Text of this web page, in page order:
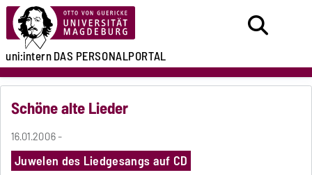
uni:internDAS PERSONALPORTAL
Schöne alte Lieder
16.01.2006 -
Juwelen des Liedgesangs auf CD